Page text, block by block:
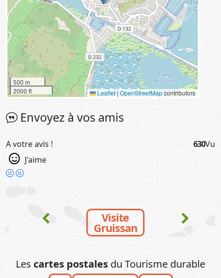
500 m
2000 ft
Leaflet |OpenStreetMapcontributors
Envoyez à vos amis
A votre avis !
J'aime
630Vu
chevron_left Visite
Gruissan chevron_right
Les cartes postales du Tourisme durable